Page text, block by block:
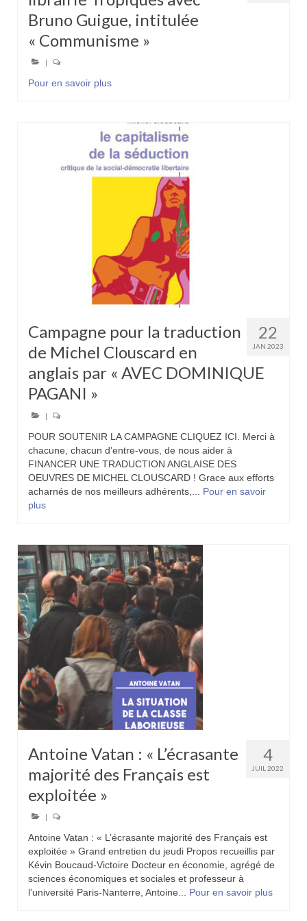
Bruno Guigue, intitulée
« Communisme »
|
Pour en savoir plus
22
JAN 2023
Campagne pour la traduction
de Michel Clouscard en
anglais par « AVEC DOMINIQUE
PAGANI »
|
POUR SOUTENIR LA CAMPAGNE CLIQUEZ ICI. Merci à
chacune, chacun d’entre-vous, de nous aider à
FINANCER UNE TRADUCTION ANGLAISE DES
OEUVRES DE MICHEL CLOUSCARD ! Grace aux efforts
acharnés de nos meilleurs adhérents,... Pour en savoir
plus
4
JUIL 2022
Antoine Vatan : « L’écrasante
majorité des Français est
exploitée »
Antoine Vatan : « L’écrasante majorité des Français est
exploitée » Grand entretien du jeudi Propos recueillis par
Kévin Boucaud-Victoire Docteur en économie, agrégé de
sciences économiques et sociales et professeur à
l’université Paris-Nanterre, Antoine... Pour en savoir plus